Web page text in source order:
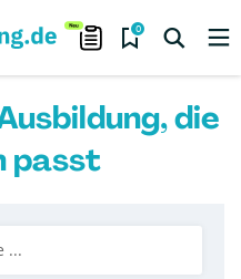
0
die
passt